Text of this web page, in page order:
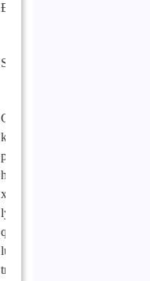
Đúng.
Sai.
Cơ sở sản xuất,
kinh doanh thực
phẩm phải vận
hành thường
xuyên hệ thống xử
lý chất thải theo
quy định của pháp
luật về bảo vệ môi
trường?